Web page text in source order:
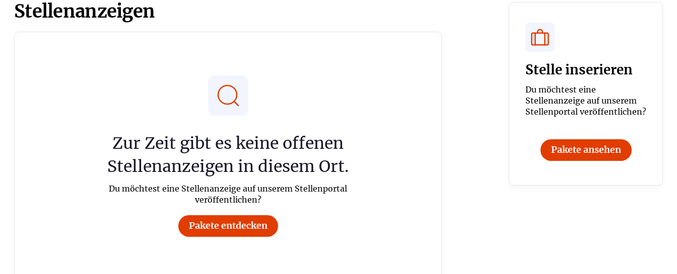
Stellenanzeigen
Zur Zeit gibt es keine offenen
Stellenanzeigen in diesem Ort.
Du möchtest eine Stellenanzeige auf unserem Stellenportal
veröffentlichen?
Pakete entdecken
Stelle inserieren
Du möchtest eine
Stellenanzeige auf unserem
Stellenportal veröffentlichen?
Pakete ansehen